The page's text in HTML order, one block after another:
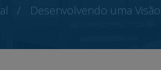
Desenvolvendo uma